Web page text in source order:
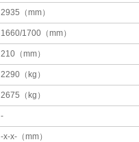
2935（mm）
1660/1700（mm）
210（mm）
2290（kg）
2675（kg）
-
-x-x-（mm）